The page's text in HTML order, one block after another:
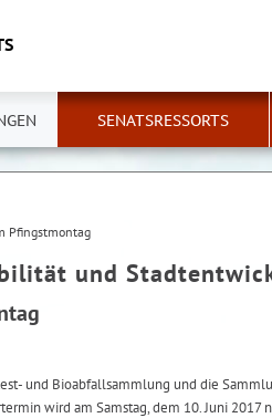
SENATSRESSORTS
Pfingstmontag
und
und Bioabfallsammlung und die
wird am Samstag, dem 10. Juni 2017